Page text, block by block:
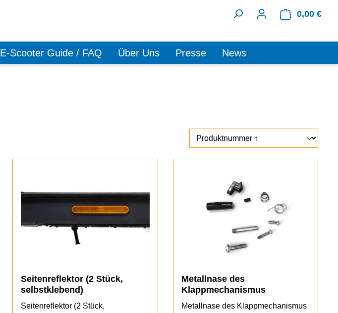
0,00 €
E-Scooter Guide / FAQ Über Uns Presse News
Seitenreflektor (2 Stück,
selbstklebend)
Seitenreflektor (2 Stück,
Metallnase des
Klappmechanismus
Metallnase des Klappmechanismus